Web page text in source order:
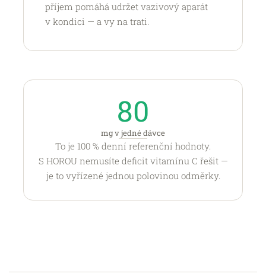
příjem pomáhá udržet vazivový aparát
v kondici — a vy na trati.
80
mg v jedné dávce
To je 100 % denní referenční hodnoty.
S HOROU nemusíte deficit vitamínu C řešit —
je to vyřízené jednou polovinou odměrky.